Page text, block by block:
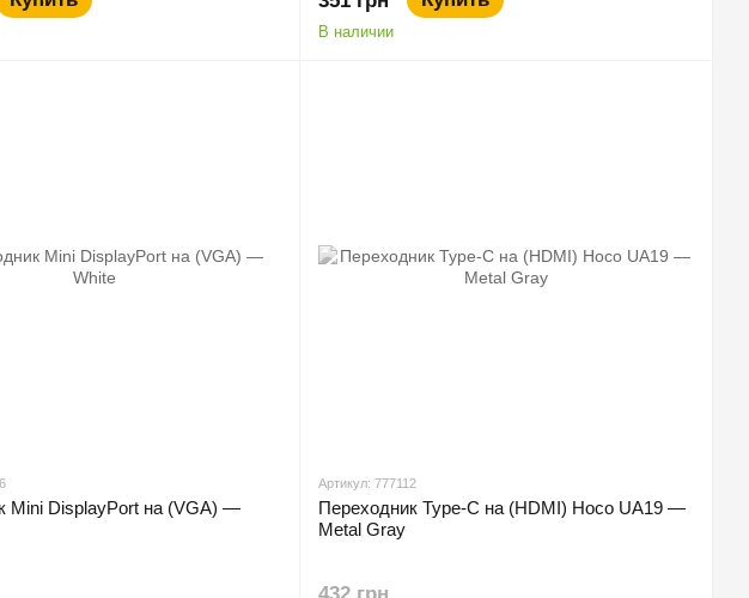
В наличии
Mini DisplayPort на (VGA) —
Артикул: 777112
Переходник Type-C на (HDMI) Hoco UA19 —
Metal Gray